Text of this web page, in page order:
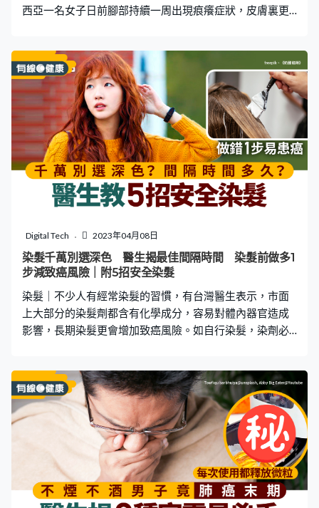
西亞一名女子日前腳部持續一周出現痕癢症狀，皮膚裏更
運動、不煙不酒竟肺癌末期 醫生揭3種家電肺癌兇手 輕
微咳嗽原來是警號大腸癌｜坂本龍一不敵腸癌離世 醫生
揭大腸癌7大症狀 糞便變幼、便秘是警號 馬來西亞
Facebook專頁「Public Health Malaysia」近日發文分享真
實案例指，一名女子早前因腳部持續一星期出現痕癢症狀
而求醫。患者表示，嘗試過各種藥膏及止癢方法，痕癢症
狀依然沒有減退，更會覺得有東西一直在皮膚下蠕動。 痕
癢症狀難耐，女子求醫檢查後，被醫生診斷為「皮膚幼蟲
移行症（Cutaneous Larva Migrans）」。醫生指出，患者
於皮膚移動爬行，令患者感到皮膚相當痕癢。 貼文指，女
子平日喜愛園藝活動，醫生懷疑她的花園土壤中，藏有常
見於貓、狗等寵物腸道中的「犬鉤蟲（Ancylostoma
Digital Tech 2023年04月08日
染髮千萬別選深色 醫生揭最佳間隔時間 染髮前做多1
步減致癌風險｜附5招安全染髮
染髮｜不少人有經常染髮的習慣，有台灣醫生表示，市面
上大部分的染髮劑都含有化學成分，容易對體內器官造成
影響，長期染髮更會增加致癌風險。如自行染髮，染劑必
染髮劑含有化學成分，頭皮毛孔較多，當染劑塗抹在頭皮
或頭髮時，經由皮膚吸收後，會順著血液循環去到腎臟，
最後再透過膀胱排泄出來。若染髮次數過於頻繁，身體會
累積過量化學物質，無法代謝及緩解時，化學物質會沾附
在器官上，長期累積會產生細胞病變，嚴重可致癌。 曾德
朋表示，要染得健康，必須減低染髮頻率，建議以「3至6
個月」的間隔時間為主，增加身體排泄機率，也可以讓細
胞有更多自我修復的時間。 醫生教5招安全染髮 染劑當中